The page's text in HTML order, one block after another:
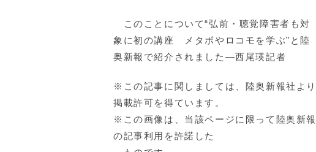
このことについて“弘前・聴覚障害者も対
象に初の講座 メタボやロコモを学ぶ”と陸
奥新報で紹介されました―西尾瑛記者
※この記事に関しましては、陸奥新報社より
掲載許可を得ています。
※この画像は、当該ページに限って陸奥新報
の記事利用を許諾した